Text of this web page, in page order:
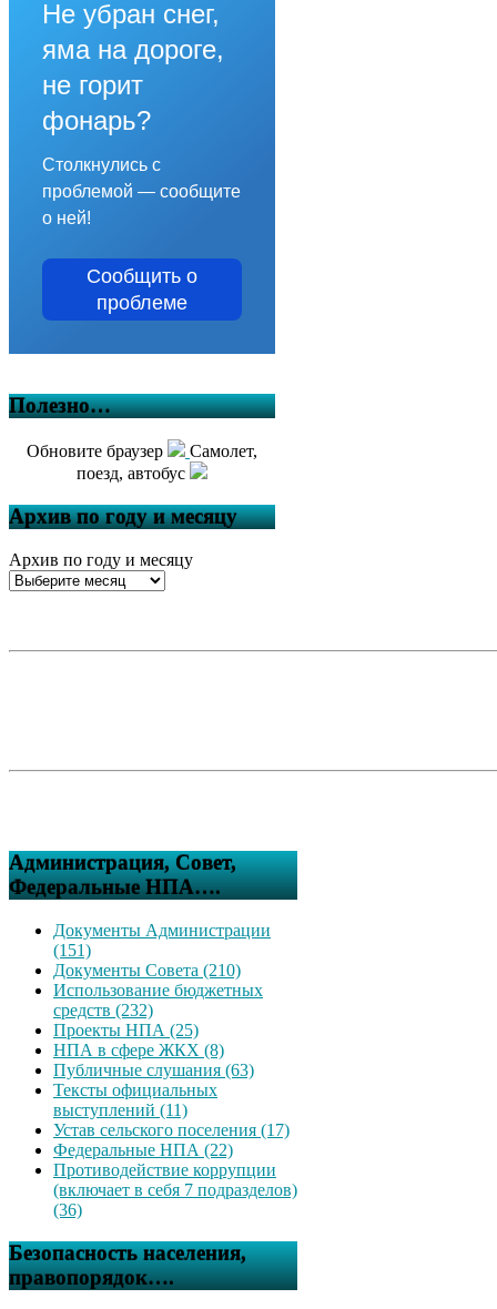
Не убран снег,
яма на дороге,
не горит
фонарь?
Столкнулись с
проблемой — сообщите
о ней!
Сообщить о
проблеме
Полезно…
Обновите браузер
Самолет,
поезд, автобус
Архив по году и месяцу
Архив по году и месяцу
Администрация, Совет,
Федеральные НПА….
Документы Администрации
(151)
Документы Совета (210)
Использование бюджетных
средств (232)
Проекты НПА (25)
НПА в сфере ЖКХ (8)
Публичные слушания (63)
Тексты официальных
выступлений (11)
Устав сельского поселения (17)
Федеральные НПА (22)
Противодействие коррупции
(включает в себя 7 подразделов)
(36)
Безопасность населения,
правопорядок….